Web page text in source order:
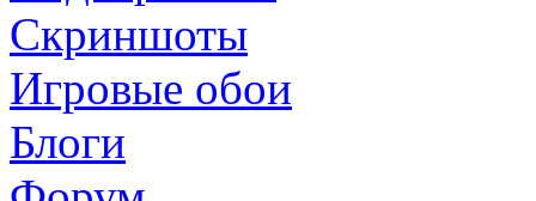
Скриншоты
Игровые обои
Блоги